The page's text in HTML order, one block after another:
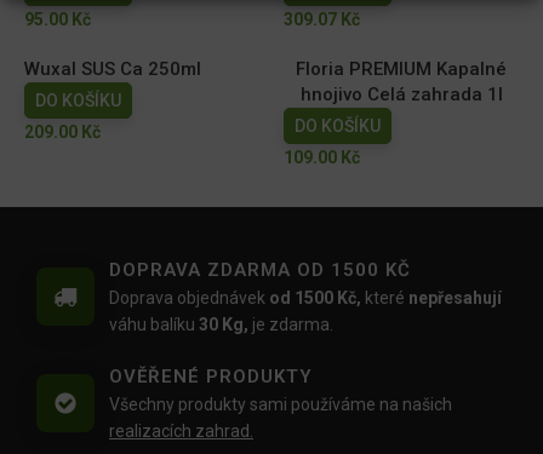
95.00 Kč
309.07 Kč
Wuxal SUS Ca 250ml
DO KOŠÍKU
209.00 Kč
Floria PREMIUM Kapalné
hnojivo Celá zahrada 1l
DO KOŠÍKU
109.00 Kč
DOPRAVA ZDARMA OD 1500 KČ
Doprava objednávek od 1500 Kč, které nepřesahují
váhu balíku 30 Kg, je zdarma.
OVĚŘENÉ PRODUKTY
Všechny produkty sami používáme na našich
realizacích zahrad.